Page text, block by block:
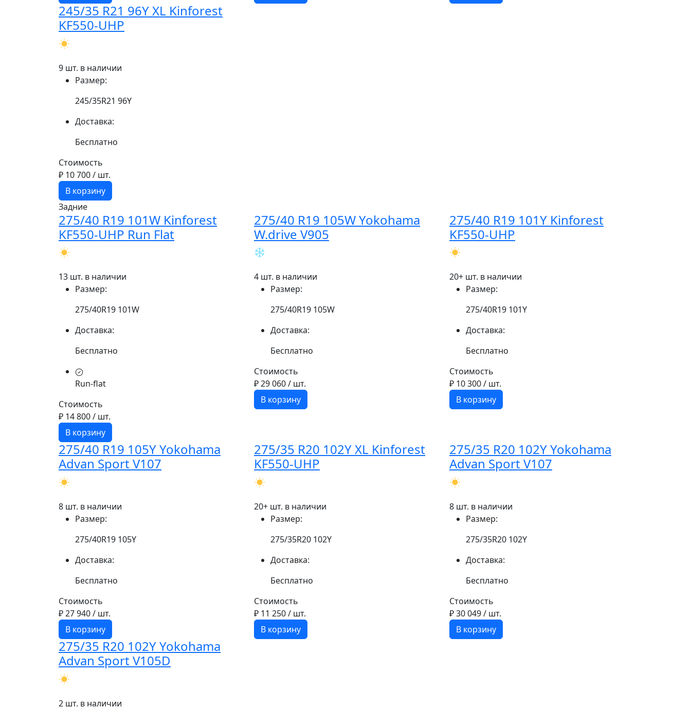
245/35 R21 96Y XL Kinforest
KF550-UHP
9 шт. в наличии
Размер:
245/35R21 96Y
Доставка:
Бесплатно
Стоимость
₽ 10 700/ шт.
В корзину
Задние
275/40 R19 101W Kinforest
KF550-UHP Run Flat
13 шт. в наличии
Размер:
275/40R19 101W
Доставка:
Бесплатно
Run-flat
Стоимость
₽ 14 800/ шт.
В корзину
275/40 R19 105W Yokohama
W.drive V905
4 шт. в наличии
Размер:
275/40R19 105W
Доставка:
Бесплатно
Стоимость
₽ 29 060/ шт.
В корзину
275/40 R19 101Y Kinforest
KF550-UHP
20+ шт. в наличии
Размер:
275/40R19 101Y
Доставка:
Бесплатно
Стоимость
₽ 10 300/ шт.
В корзину
275/40 R19 105Y Yokohama
Advan Sport V107
8 шт. в наличии
Размер:
275/40R19 105Y
Доставка:
Бесплатно
Стоимость
₽ 27 940/ шт.
В корзину
275/35 R20 102Y XL Kinforest
KF550-UHP
20+ шт. в наличии
Размер:
275/35R20 102Y
Доставка:
Бесплатно
Стоимость
₽ 11 250/ шт.
В корзину
275/35 R20 102Y Yokohama
Advan Sport V107
8 шт. в наличии
Размер:
275/35R20 102Y
Доставка:
Бесплатно
Стоимость
₽ 30 049/ шт.
В корзину
275/35 R20 102Y Yokohama
Advan Sport V105D
2 шт. в наличии